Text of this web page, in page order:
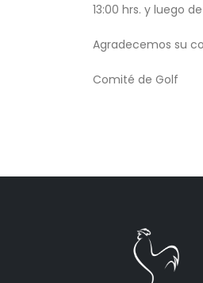
13:00 hrs. y luego
Agradecemos su
Comité de Golf